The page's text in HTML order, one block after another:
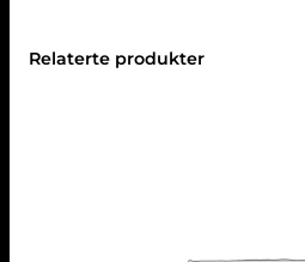
Relaterte produkter